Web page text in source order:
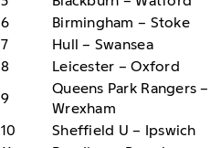
6
Birmingham – Stoke
7
Hull – Swansea
8
Leicester – Oxford
9
Queens Park Rangers –
Wrexham
10
Sheffield U – Ipswich